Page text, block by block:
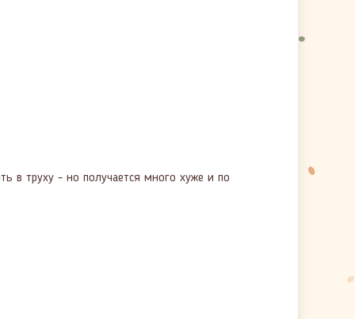
в труху - но получается много хуже и по